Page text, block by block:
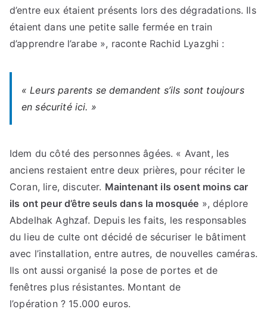
d’entre eux étaient présents lors des dégradations. Ils
étaient dans une petite salle fermée en train
d’apprendre l’arabe », raconte Rachid Lyazghi :
« Leurs parents se demandent s’ils sont toujours
en sécurité ici. »
Idem du côté des personnes âgées. « Avant, les
anciens restaient entre deux prières, pour réciter le
Coran, lire, discuter. Maintenant ils osent moins car
ils ont peur d’être seuls dans la mosquée », déplore
Abdelhak Aghzaf. Depuis les faits, les responsables
du lieu de culte ont décidé de sécuriser le bâtiment
avec l’installation, entre autres, de nouvelles caméras.
Ils ont aussi organisé la pose de portes et de
fenêtres plus résistantes. Montant de
l’opération ? 15.000 euros.